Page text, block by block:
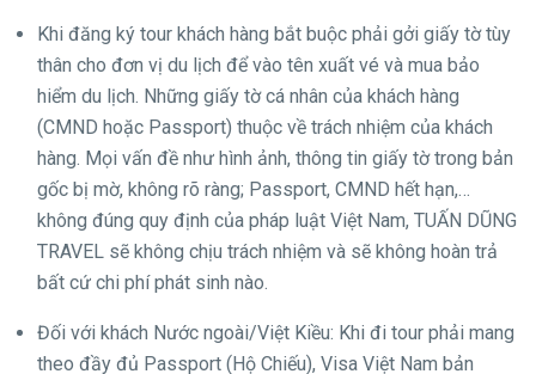
Khi đăng ký tour khách hàng bắt buộc phải gởi giấy tờ tùy
thân cho đơn vị du lịch để vào tên xuất vé và mua bảo
hiểm du lịch. Những giấy tờ cá nhân của khách hàng
(CMND hoặc Passport) thuộc về trách nhiệm của khách
hàng. Mọi vấn đề như hình ảnh, thông tin giấy tờ trong bản
gốc bị mờ, không rõ ràng; Passport, CMND hết hạn,…
không đúng quy định của pháp luật Việt Nam, TUẤN DŨNG
TRAVEL sẽ không chịu trách nhiệm và sẽ không hoàn trả
bất cứ chi phí phát sinh nào.
Đối với khách Nước ngoài/Việt Kiều: Khi đi tour phải mang
theo đầy đủ Passport (Hộ Chiếu), Visa Việt Nam bản